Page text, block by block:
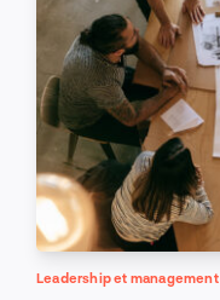
Leadership et management